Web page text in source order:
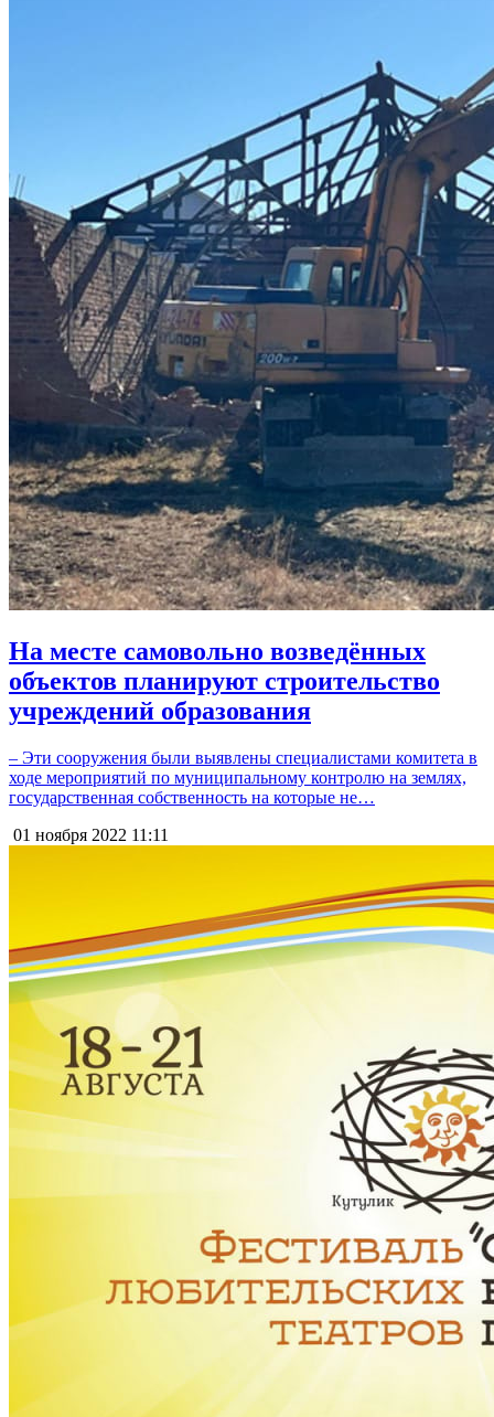
На месте самовольно возведённых
объектов планируют строительство
учреждений образования
– Эти сооружения были выявлены специалистами комитета в
ходе мероприятий по муниципальному контролю на землях,
государственная собственность на которые не…
01 ноября 2022 11:11